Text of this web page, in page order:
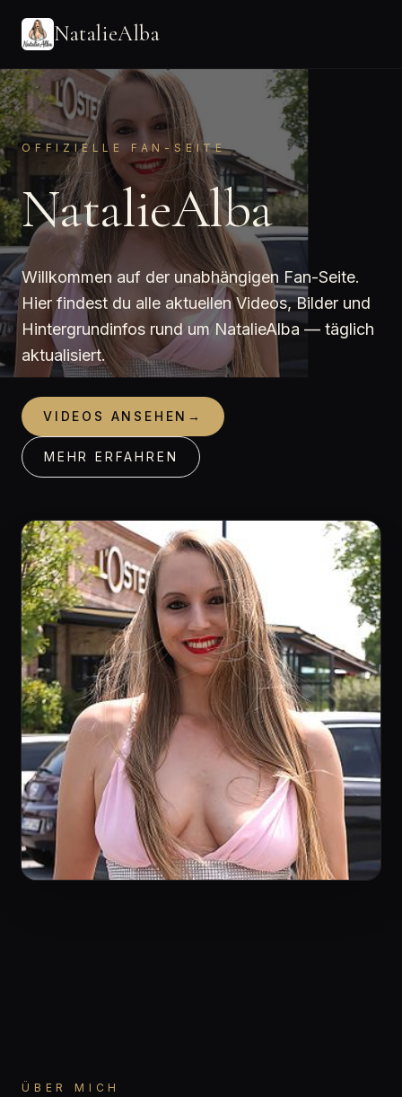
NatalieAlba
OFFIZIELLE FAN-SEITE
NatalieAlba
Willkommen auf der unabhängigen Fan-Seite.
Hier findest du alle aktuellen Videos, Bilder und
Hintergrundinfos rund um NatalieAlba — täglich
aktualisiert.
VIDEOS ANSEHEN →
MEHR ERFAHREN
ÜBER MICH